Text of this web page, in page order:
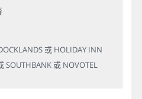
或 HOLIDAY INN
SOUTHBANK 或 NOVOTEL